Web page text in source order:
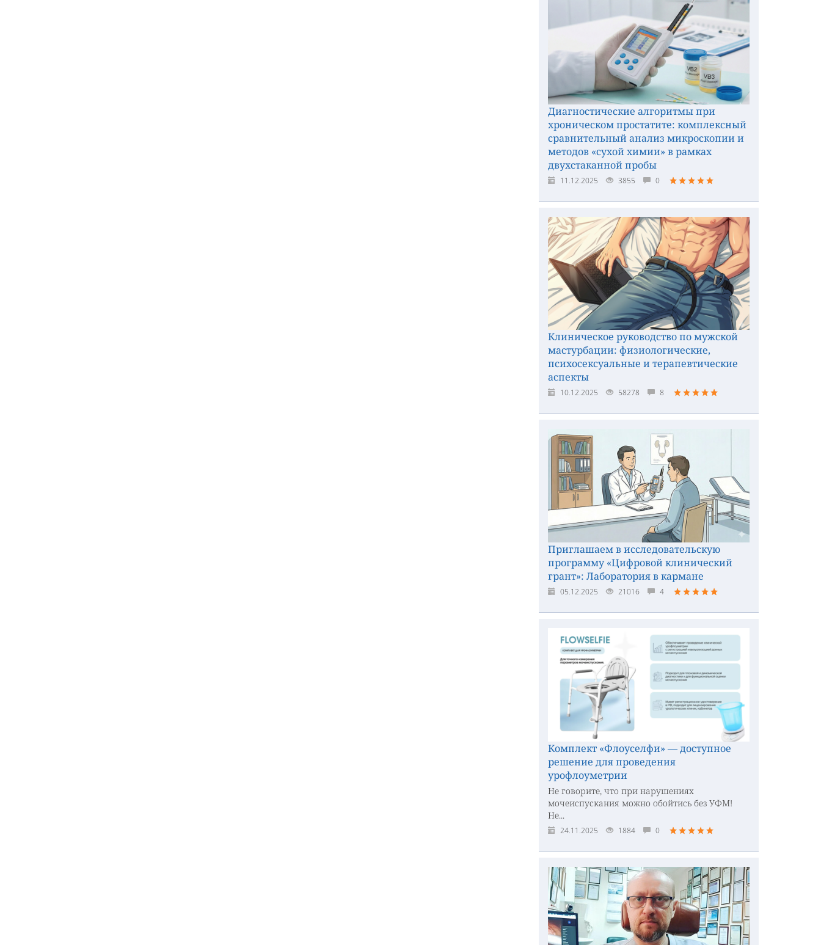
Диагностические алгоритмы при
хроническом простатите: комплексный
сравнительный анализ микроскопии и
методов «сухой химии» в рамках
двухстаканной пробы
11.12.2025 3855 0
Клиническое руководство по мужской
мастурбации: физиологические,
психосексуальные и терапевтические
аспекты
10.12.2025 58278 8
Приглашаем в исследовательскую
программу «Цифровой клинический
грант»: Лаборатория в кармане
05.12.2025 21016 4
Комплект «Флоуселфи» — доступное
решение для проведения
урофлоуметрии
Не говорите, что при нарушениях
мочеиспускания можно обойтись без УФМ!
Не...
24.11.2025 1884 0